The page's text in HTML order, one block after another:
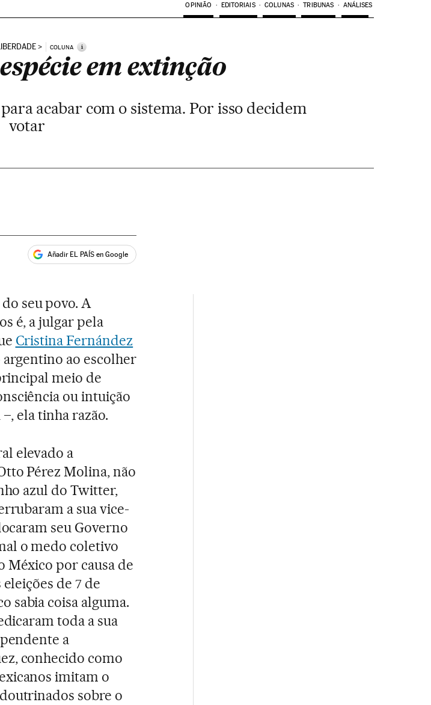
OPINIÃO EDITORIAIS COLUNAS TRIBUNAS ANÁLISES
COLUNA i
em extinção
acabar com o sistema. Por isso decidem
votar
Añadir EL PAÍS en Google
seu povo. A
é, a julgar pela
Cristina Fernández
ao escolher
meio de
ou intuição
ela tinha razão.
elevado a
Pérez Molina, não
azul do Twitter,
a sua vice-
seu Governo
o medo coletivo
México por causa de
de 7 de
sabia coisa alguma.
toda a sua
a
conhecido como
imitam o
sobre o